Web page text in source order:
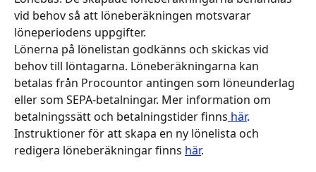
vid behov så att löneberäkningen motsvarar
löneperiodens uppgifter.
Lönerna på lönelistan godkänns och skickas vid
behov till löntagarna. Löneberäkningarna kan
betalas från Procountor antingen som löneunderlag
eller som SEPA-betalningar. Mer information om
betalningssätt och betalningstider finns här.
Instruktioner för att skapa en ny lönelista och
redigera löneberäkningar finns här.